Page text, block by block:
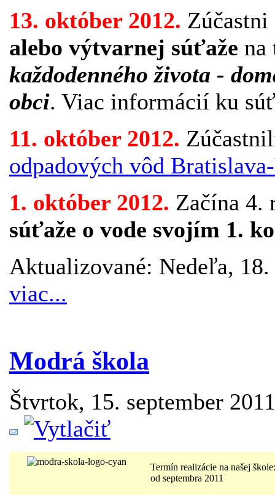
13. október 2012.
alebo výtvarnej súťaže na
každodenného života -
obci. Viac informácií ku
11. október 2012.
odpadových vôd
1. október 2012. Začína
súťaže o vode svojím 1.
Aktualizované: Nedeľa,
viac...
Modrá škola
Štvrtok, 15. september
Termín realizácie na našej škole:
od septembra 2011